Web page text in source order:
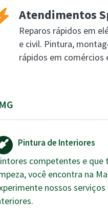
Atendimentos
Reparos rápidos em
e civil. Pintura,
rápidos em comércios
Pintura de Interiores
competentes e que
você encontra na
nossos